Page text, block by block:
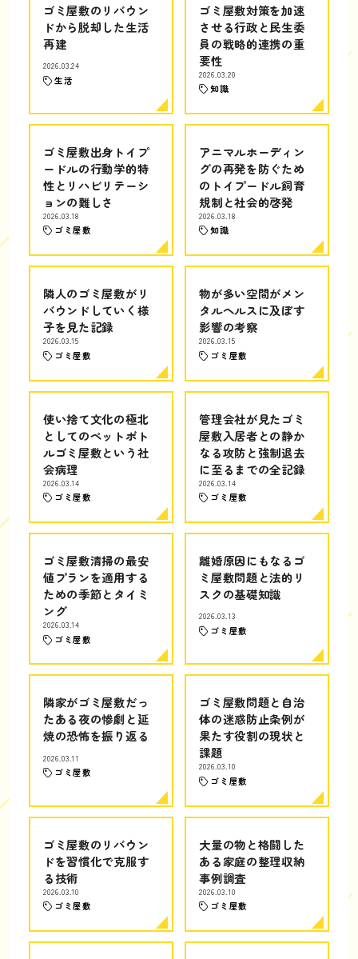
ゴミ屋敷のリバウン
ドから脱却した生活
再建
2026.03.24
生活
ゴミ屋敷対策を加速
させる行政と民生委
員の戦略的連携の重
要性
2026.03.20
知識
ゴミ屋敷出身トイプ
ードルの行動学的特
性とリハビリテーシ
ョンの難しさ
2026.03.18
ゴミ屋敷
アニマルホーディン
グの再発を防ぐため
のトイプードル飼育
規制と社会的啓発
2026.03.18
知識
隣人のゴミ屋敷がリ
バウンドしていく様
子を見た記録
2026.03.15
ゴミ屋敷
物が多い空間がメン
タルヘルスに及ぼす
影響の考察
2026.03.15
ゴミ屋敷
使い捨て文化の極北
としてのペットボト
ルゴミ屋敷という社
会病理
2026.03.14
ゴミ屋敷
管理会社が見たゴミ
屋敷入居者との静か
なる攻防と強制退去
に至るまでの全記録
2026.03.14
ゴミ屋敷
ゴミ屋敷清掃の最安
値プランを適用する
ための季節とタイミ
ング
2026.03.14
ゴミ屋敷
離婚原因にもなるゴ
ミ屋敷問題と法的リ
スクの基礎知識
2026.03.13
ゴミ屋敷
隣家がゴミ屋敷だっ
たある夜の惨劇と延
焼の恐怖を振り返る
2026.03.11
ゴミ屋敷
ゴミ屋敷問題と自治
体の迷惑防止条例が
果たす役割の現状と
課題
2026.03.10
ゴミ屋敷
ゴミ屋敷のリバウン
ドを習慣化で克服す
る技術
2026.03.10
ゴミ屋敷
大量の物と格闘した
ある家庭の整理収納
事例調査
2026.03.10
ゴミ屋敷